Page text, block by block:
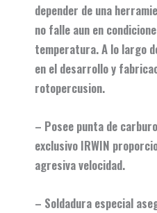
depender de una
no falle aun en
temperatura. A lo largo
en el desarrollo y
rotopercusion.
– Posee punta de
exclusivo IRWIN
agresiva velocidad.
– Soldadura especial